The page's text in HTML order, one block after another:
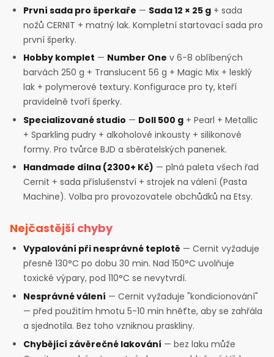
První sada pro šperkaře — Sada 12 × 25 g + sada
nožů CERNIT + matný lak. Kompletní startovací sada pro
první šperky.
Hobby komplet — Number One v 6-8 oblíbených
barvách 250 g + Translucent 56 g + Magic Mix + lesklý
lak + polymerové textury. Konfigurace pro ty, kteří
pravidelně tvoří šperky.
Specializované studio — Doll 500 g + Pearl + Metallic
+ Sparkling pudry + alkoholové inkousty + silikonové
formy. Pro tvůrce BJD a sběratelských panenek.
Handmade dílna (2300+ Kč) — plná paleta všech řad
Cernit + sada příslušenství + strojek na válení (Pasta
Machine). Volba pro provozovatele obchůdků na Etsy.
Nejčastější chyby
Vypalování při nesprávné teplotě — Cernit vyžaduje
přesně 130°C po dobu 30 min. Nad 150°C uvolňuje
toxické výpary, pod 110°C se nevytvrdí.
Nesprávné válení — Cernit vyžaduje "kondicionování"
— před použitím hmotu 5-10 min hněťte, aby se zahřála
a sjednotila. Bez toho vzniknou praskliny.
Chybějící závěrečné lakování — bez laku může